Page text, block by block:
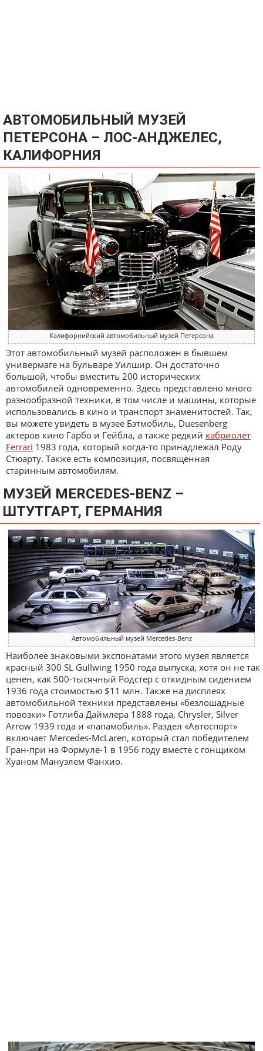
АВТОМОБИЛЬНЫЙ МУЗЕЙ
ПЕТЕРСОНА – ЛОС-АНДЖЕЛЕС,
КАЛИФОРНИЯ
Калифорнийский автомобильный музей Петерсона
Этот автомобильный музей расположен в бывшем
универмаге на бульваре Уилшир. Он достаточно
большой, чтобы вместить 200 исторических
автомобилей одновременно. Здесь представлено много
разнообразной техники, в том числе и машины, которые
использовались в кино и транспорт знаменитостей. Так,
вы можете увидеть в музее Бэтмобиль, Duesenberg
актеров кино Гарбо и Гейбла, а также редкий кабриолет
Ferrari 1983 года, который когда-то принадлежал Роду
Стюарту. Также есть композиция, посвященная
старинным автомобилям.
МУЗЕЙ MERCEDES-BENZ –
ШТУТГАРТ, ГЕРМАНИЯ
Автомобильный музей Mercedes-Benz
Наиболее знаковыми экспонатами этого музея является
красный 300 SL Gullwing 1950 года выпуска, хотя он не так
ценен, как 500-тысячный Родстер с откидным сидением
1936 года стоимостью $11 млн. Также на дисплеях
автомобильной техники представлены «безлошадные
повозки» Готлиба Даймлера 1888 года, Chrysler, Silver
Arrow 1939 года и «папамобиль». Раздел «Автоспорт»
включает Mercedes-McLaren, который стал победителем
Гран-при на Формуле-1 в 1956 году вместе с гонщиком
Хуаном Мануэлем Фанхио.